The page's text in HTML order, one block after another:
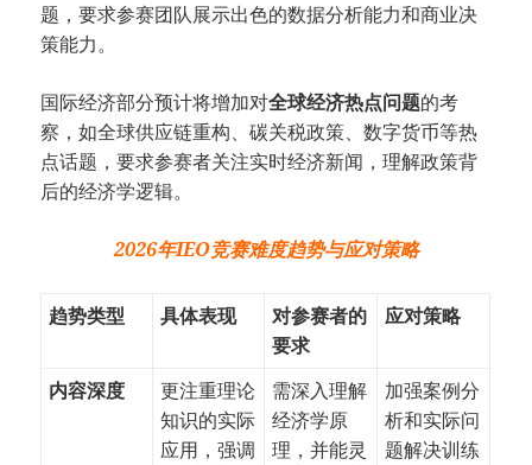
题，要求参赛团队展示出色的数据分析能力和商业决
策能力。
国际经济部分预计将增加对全球经济热点问题的考
察，如全球供应链重构、碳关税政策、数字货币等热
点话题，要求参赛者关注实时经济新闻，理解政策背
后的经济学逻辑。
2026年IEO竞赛难度趋势与应对策略
趋势类型 具体表现
对参赛者的
要求
应对策略
内容深度
更注重理论
知识的实际
应用，强调
需深入理解
经济学原
理，并能灵
加强案例分
析和实际问
题解决训练